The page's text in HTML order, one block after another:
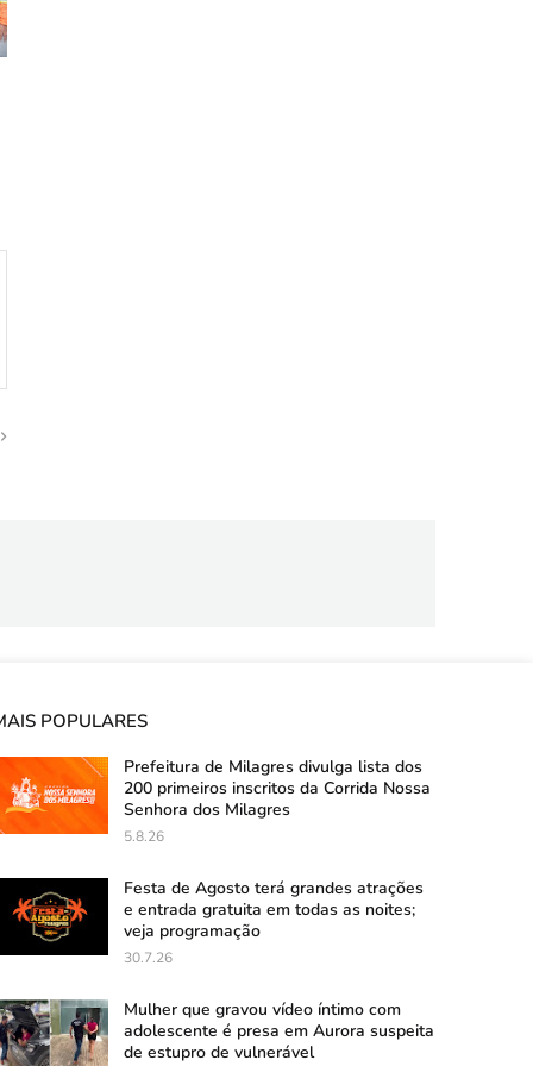
POPULARES
Prefeitura de Milagres divulga lista dos
200 primeiros inscritos da Corrida Nossa
Senhora dos Milagres
5.8.26
Festa de Agosto terá grandes atrações
e entrada gratuita em todas as noites;
veja programação
30.7.26
Mulher que gravou vídeo íntimo com
adolescente é presa em Aurora suspeita
de estupro de vulnerável